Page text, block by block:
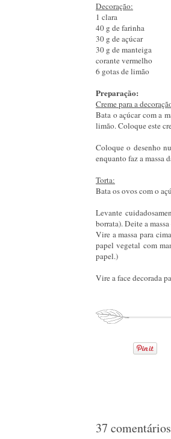
Decoração:
1 clara
40 g de farinha
30 g de açúcar
30 g de manteiga
corante vermelho
6 gotas de limão
Preparação:
Creme para a
Bata o açúcar com a
limão. Coloque este
Coloque o desenho
enquanto faz a massa
Torta:
Bata os ovos com o
Levante
borrata). Deite a
Vire a massa para
papel vegetal com
papel.)
Vire a face decorada
37